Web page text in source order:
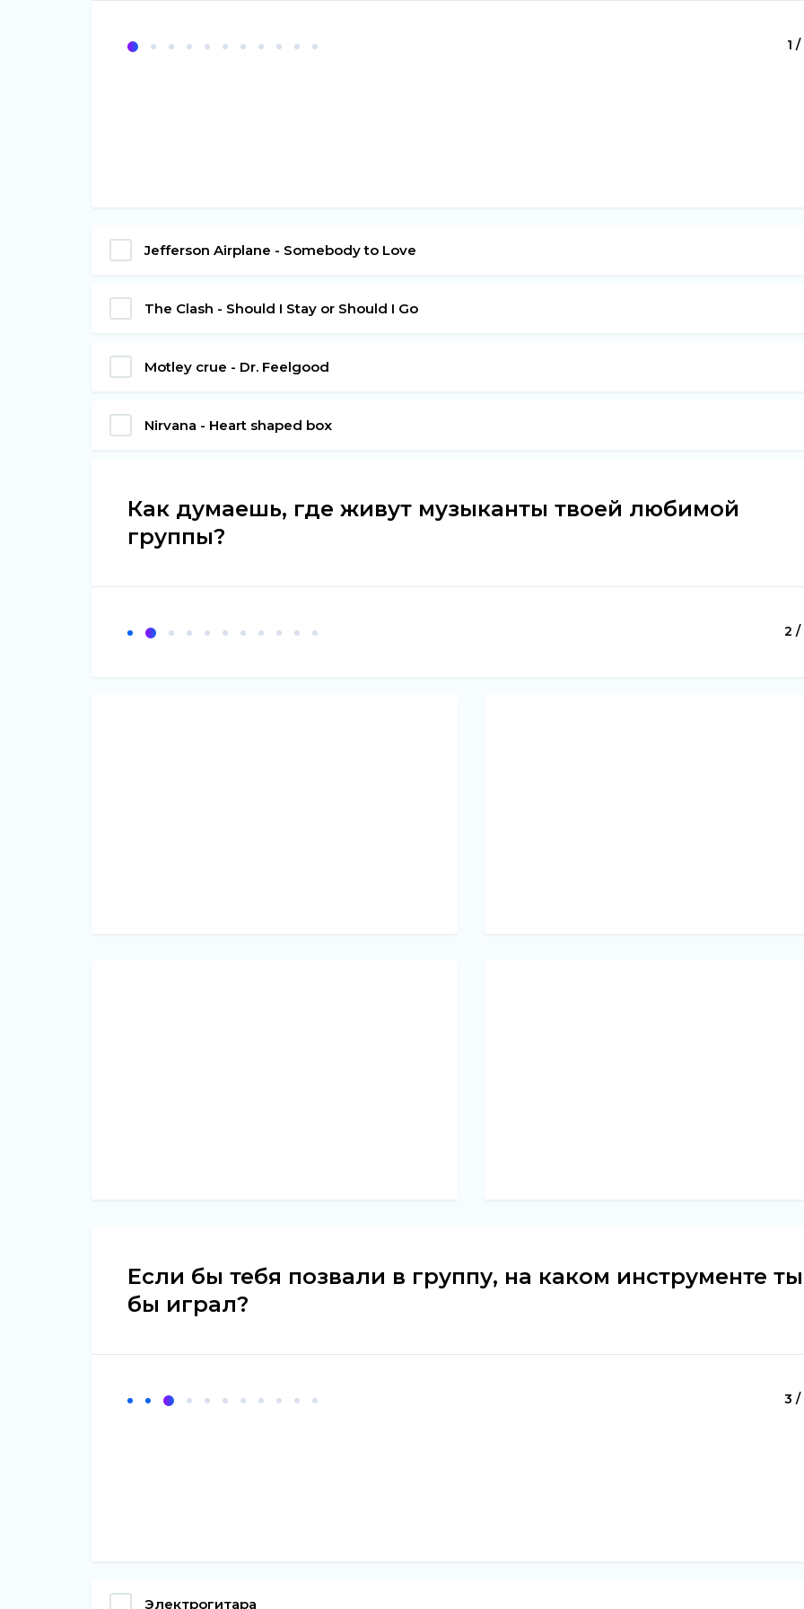
1 /
Jefferson Airplane - Somebody to Love
The Clash - Should I Stay or Should I Go
Motley crue - Dr. Feelgood
Nirvana - Heart shaped box
Как думаешь, где живут музыканты твоей любимой
группы?
2 /
Если бы тебя позвали в группу, на каком инструменте ты
бы играл?
3 /
Электрогитара